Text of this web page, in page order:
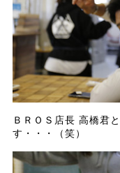
ＢＲＯＳ店長 高橋君
す・・・（笑）